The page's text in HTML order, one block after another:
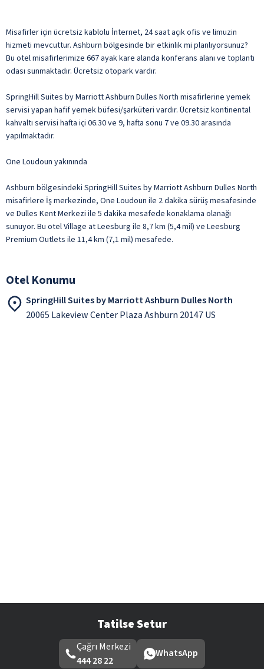
Misafirler için ücretsiz kablolu İnternet, 24 saat açık ofis ve limuzin
hizmeti mevcuttur. Ashburn bölgesinde bir etkinlik mi planlıyorsunuz?
Bu otel misafirlerimize 667 ayak kare alanda konferans alanı ve toplantı
odası sunmaktadır. Ücretsiz otopark vardır.
SpringHill Suites by Marriott Ashburn Dulles North misafirlerine yemek
servisi yapan hafif yemek büfesi/şarküteri vardır. Ücretsiz kontinental
kahvaltı servisi hafta içi 06.30 ve 9, hafta sonu 7 ve 09.30 arasında
yapılmaktadır.
One Loudoun yakınında
Ashburn bölgesindeki SpringHill Suites by Marriott Ashburn Dulles North
misafirlere İş merkezinde, One Loudoun ile 2 dakika sürüş mesafesinde
ve Dulles Kent Merkezi ile 5 dakika mesafede konaklama olanağı
sunuyor. Bu otel Village at Leesburg ile 8,7 km (5,4 mil) ve Leesburg
Premium Outlets ile 11,4 km (7,1 mil) mesafede.
Otel Konumu
SpringHill Suites by Marriott Ashburn Dulles North
20065 Lakeview Center Plaza Ashburn 20147 US
Tatilse Setur
Çağrı Merkezi
444 28 22
WhatsApp